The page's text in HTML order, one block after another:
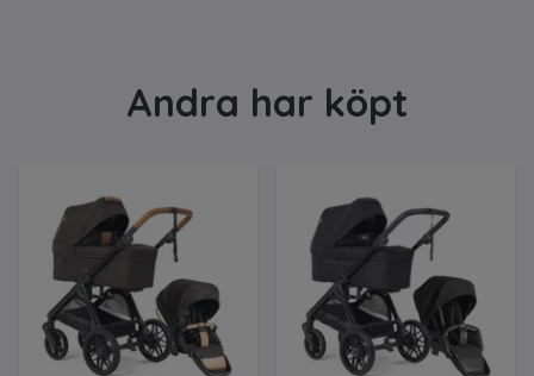
Andra har köpt